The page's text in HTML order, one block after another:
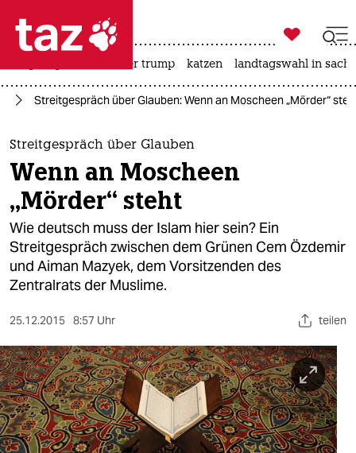
 taz zahl ich
taz zahl ich
themen
politik
öko
gesellschaft
kultur
sport
berlin
nord
wahrheit

taz zahl ich
usa unter trump katzen landtagswahl in
Streitgespräch über Glauben: Wenn an Moscheen „Mörder“
Streitgespräch über Glauben
Wenn an Moscheen
„Mörder“ steht
Wie deutsch muss der Islam hier sein? Ein
Streitgespräch zwischen dem Grünen Cem Özdemir
und Aiman Mazyek, dem Vorsitzenden des
Zentralrats der Muslime.
25.12.2015 8:57 Uhr teilen